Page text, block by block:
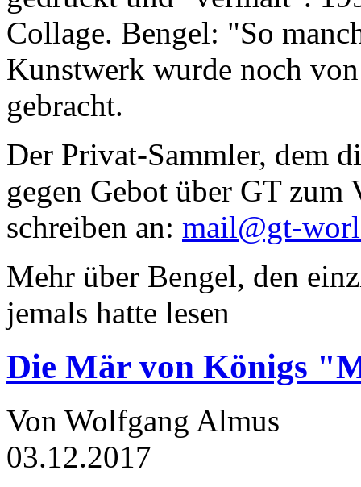
Collage. Bengel: "So
Kunstwerk wurde noch
gebracht.
Der Privat-Sammler, dem
gegen Gebot über GT zum
schreiben an: mail@gt-
Mehr über Bengel, den
jemals hatte lesen
Die Mär von Königs
Von Wolfgang Almus
03.12.2017